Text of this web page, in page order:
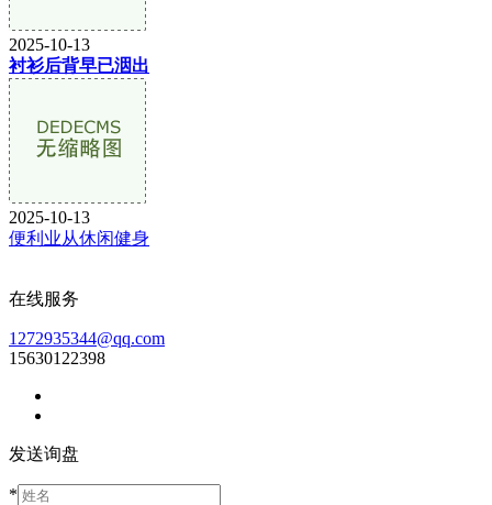
2025-10-13
衬衫后背早已洇出
2025-10-13
便利业从休闲健身
在线服务
1272935344@qq.com
15630122398
发送询盘
*